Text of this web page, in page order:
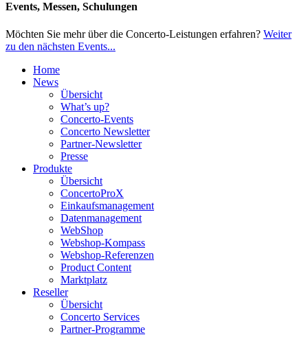
Events, Messen, Schulungen
Möchten Sie mehr über die Concerto-Leistungen erfahren? Weiter
zu den nächsten Events...
Home
News
Übersicht
What’s up?
Concerto-Events
Concerto Newsletter
Partner-Newsletter
Presse
Produkte
Übersicht
ConcertoProX
Einkaufsmanagement
Datenmanagement
WebShop
Webshop-Kompass
Webshop-Referenzen
Product Content
Marktplatz
Reseller
Übersicht
Concerto Services
Partner-Programme